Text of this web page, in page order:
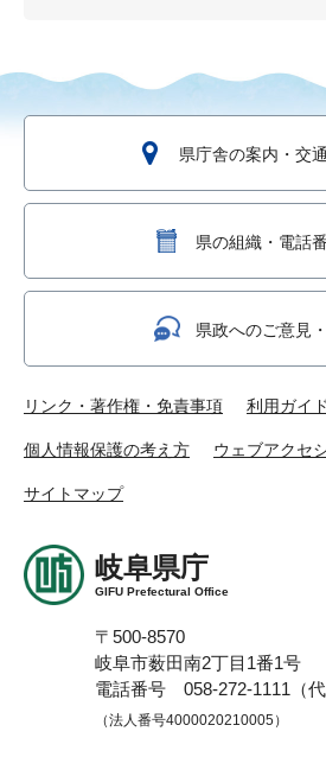
県庁舎の案内・交
県の組織・電話
県政へのご意見
リンク・著作権・免責事項 利用ガイド
個人情報保護の考え方 ウェブアクセ
サイトマップ
岐阜県庁
GIFU Prefectural Office
〒500-8570
岐阜市薮田南2丁目1番1号
電話番号 058-272-1111（代
（法人番号4000020210005）